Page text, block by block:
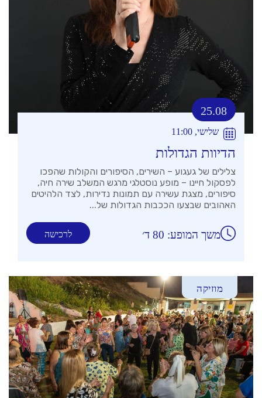
25.08
שלישי, 11:00
הדיוות הגדולות
צלילים של געגוע – השירים, הסיפורים והקולות שהפכו
לפסקול חיינו – מופע נוסטלגי מרגש המשלב שירה חיה,
סיפורים, מצגת עשירה עם תמונות נדירות, לצד הלהיטים
האהובים שבצעו הככבות הגדולות של...
לרכישה משך המופע: 80 ד׳
מוזיקה